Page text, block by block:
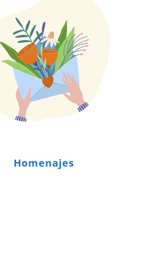
Homenajes